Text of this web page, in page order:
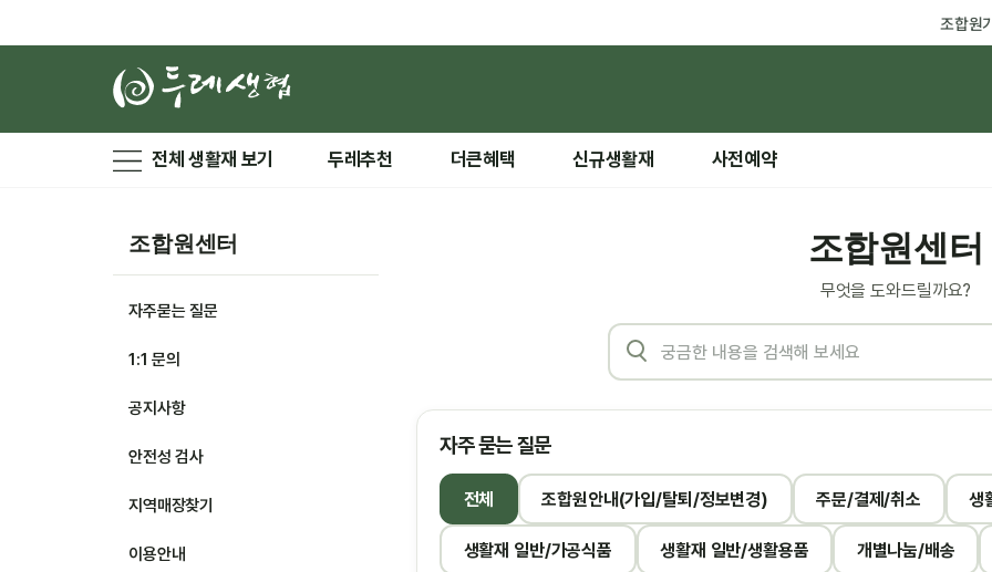
조합원
전체 생활재 보기 두레추천 더큰혜택 신규생활재 사전예약
조합원센터
자주묻는 질문
1:1 문의
공지사항
안전성 검사
지역매장찾기
이용안내
조합원센터
무엇을 도와드릴까요?
자주 묻는 질문
전체 조합원안내(가입/탈퇴/정보변경) 주문/결제/취소 생
생활재 일반/가공식품 생활재 일반/생활용품 개별나눔/배송